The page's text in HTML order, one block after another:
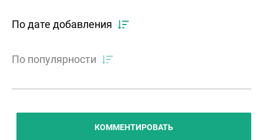
По дате добавления
По популярности
КОММЕНТИРОВАТЬ